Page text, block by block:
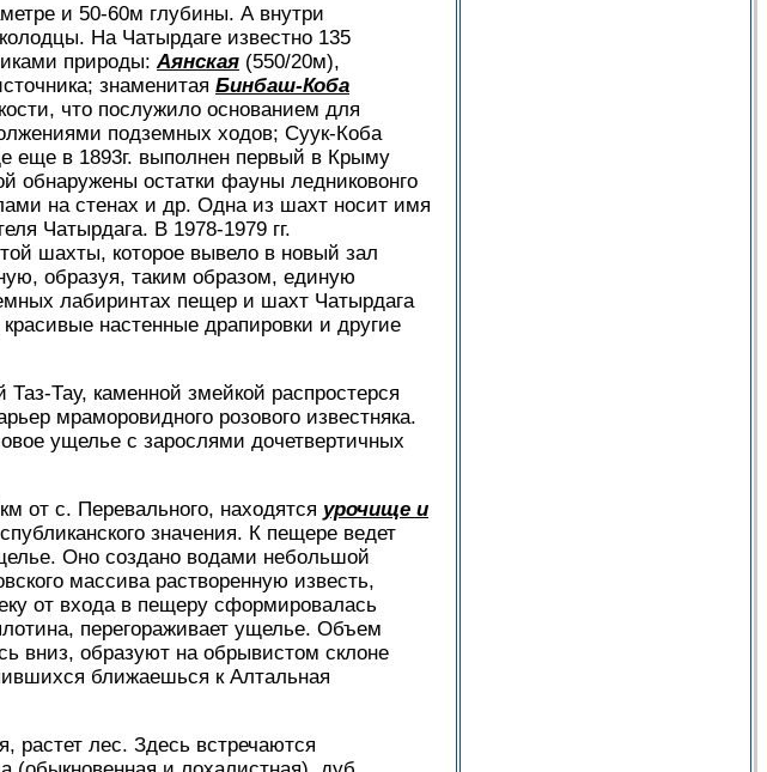
и 50-60м глубины. А внутри
На Чатырдаге известно 135
природы: Аянская (550/20м),
знаменитая Бинбаш-Коба
что послужило основанием для
подземных ходов; Суук-Коба
еще в 1893г. выполнен первый в Крыму
обнаружены остатки фауны ледниковонго
на стенах и др. Одна из шахт носит имя
Чатырдага. В 1978-1979 гг.
шахты, которое вывело в новый зал
образуя, таким образом, единую
лабиринтах пещер и шахт Чатырдага
настенные драпировки и другие
Тау, каменной змейкой распростерся
мраморовидного розового известняка.
ущелье с зарослями дочетвертичных
от с. Перевального, находятся урочище и
значения. К пещере ведет
Оно создано водами небольшой
массива растворенную известь,
от входа в пещеру сформировалась
перегораживает ущелье. Объем
вниз, образуют на обрывистом склоне
ближаешься к Алтальная
растет лес. Здесь встречаются